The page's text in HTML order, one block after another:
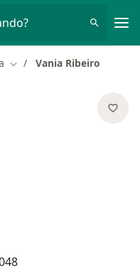
Mudar de cidade
Vania Ribeiro